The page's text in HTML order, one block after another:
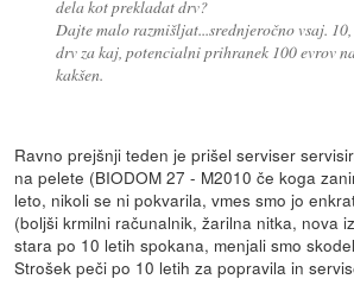
dela kot prekladat drv?
Dajte malo razmišljat...srednjeročno vsaj.
drv za kaj, potencialni prihranek 100 evrov
kakšen.
Ravno prejšnji teden je prišel serviser
na pelete (BIODOM 27 - M2010 če koga
leto, nikoli se ni pokvarila, vmes smo jo
(boljši krmilni računalnik, žarilna nitka, nova
stara po 10 letih spokana, menjali smo
Strošek peči po 10 letih za popravila in